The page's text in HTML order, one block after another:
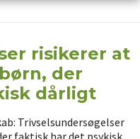
risikerer at
der
dårligt
Trivselsundersøgelser
faktisk har det psykisk